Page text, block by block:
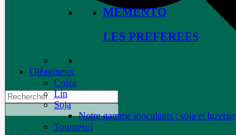
MEMENTO
LES PREFEREES
Oléagineux
Colza
Lin
Soja
Notre gamme inoculants : soja et luzerne
Tournesol